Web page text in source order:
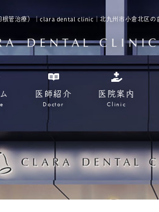
根管治療）｜clara dental clinic｜北九州市小倉北区の
医師紹介
Doctor
医院案内
Clinic